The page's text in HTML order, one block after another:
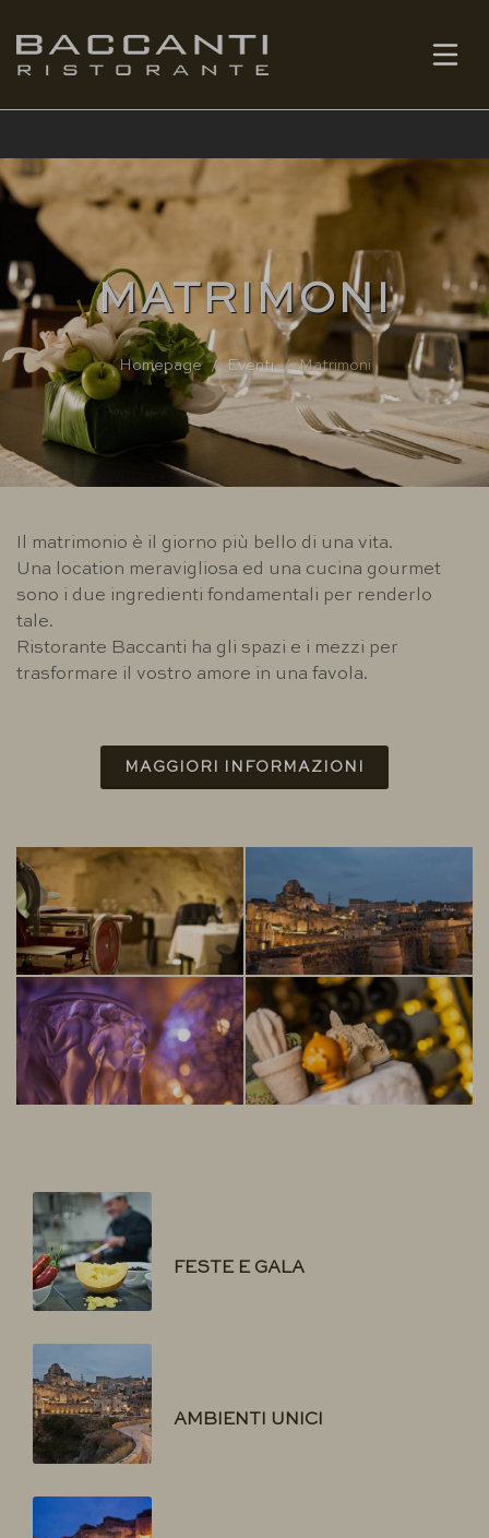
MATRIMONI
Homepage Eventi Matrimoni
Il matrimonio è il giorno più bello di una vita.
Una location meravigliosa ed una cucina gourmet
sono i due ingredienti fondamentali per renderlo
tale.
Ristorante Baccanti ha gli spazi e i mezzi per
trasformare il vostro amore in una favola.
MAGGIORI INFORMAZIONI
FESTE E GALA
AMBIENTI UNICI